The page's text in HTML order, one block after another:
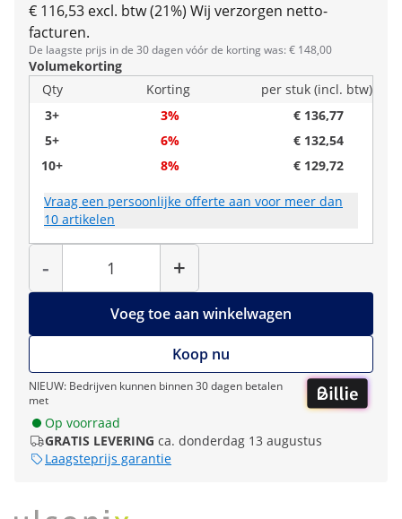
€ 116,53 excl. btw (21%) Wij verzorgen netto-
facturen.
De laagste prijs in de 30 dagen vóór de korting was: € 148,00
Volumekorting
Qty
Korting
per stuk (incl. btw)
3+
3%
€ 136,77
5+
6%
€ 132,54
10+
8% € 129,72
Vraag een persoonlijke offerte aan voor meer dan
10 artikelen
-
Hoeveelheid
+
Voeg toe aan winkelwagen
Koop nu
NIEUW: Bedrijven kunnen binnen 30 dagen betalen
met
Op voorraad
GRATIS LEVERING ca. donderdag 13 augustus
Laagsteprijs garantie